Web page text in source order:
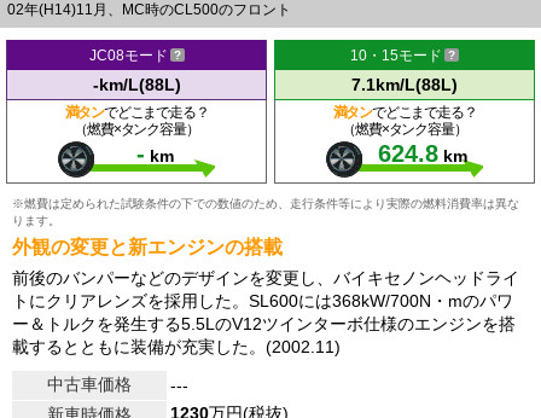
02年(H14)11月、MC時のCL500のフロント
JC08モード
-km/L(88L)
満タンでどこまで走る？
（燃費×タンク容量）
- km
10・15モード
7.1km/L(88L)
満タンでどこまで走る？
（燃費×タンク容量）
624.8 km
※燃費は定められた試験条件の下での数値のため、走行条件等により実際の燃料消費率は異な
ります。
外観の変更と新エンジンの搭載
前後のバンパーなどのデザインを変更し、バイキセノンヘッドライ
トにクリアレンズを採用した。SL600には368kW/700N・mのパワ
ー＆トルクを発生する5.5LのV12ツインターボ仕様のエンジンを搭
載するとともに装備が充実した。(2002.11)
中古車価格
---
1230万円(税抜)